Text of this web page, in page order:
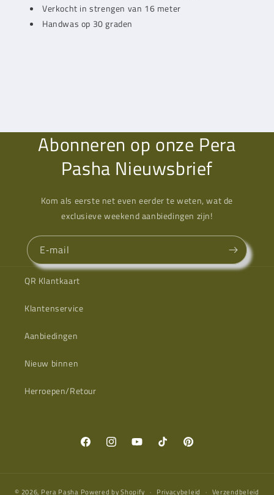
Verkocht in strengen van 16 meter
Handwas op 30 graden
Abonneren op onze Pera
Pasha Nieuwsbrief
Kom als eerste net even eerder te weten, wat de
exclusieve weekend aanbiedingen zijn!
E‑mail
QR Klantkaart
Klantenservice
Aanbiedingen
Nieuw binnen
Herroepen/Retour
FacebookInstagramYouTubeTikTok Pinterest
© 2026, Pera Pasha Powered by Shopify Privacybeleid Verzendbeleid